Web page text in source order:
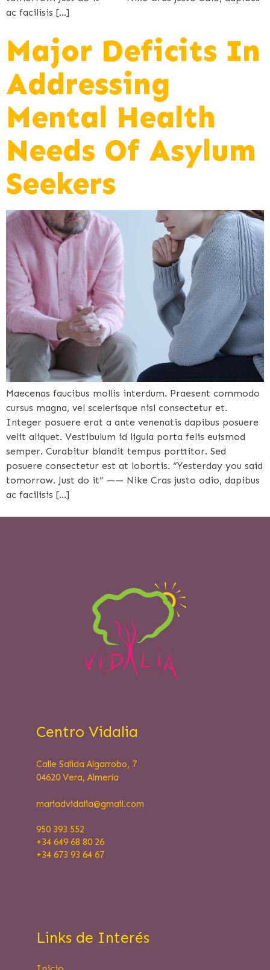
ac facilisis […]
Major Deficits In
Addressing
Mental Health
Needs Of Asylum
Seekers
Maecenas faucibus mollis interdum. Praesent commodo
cursus magna, vel scelerisque nisl consectetur et.
Integer posuere erat a ante venenatis dapibus posuere
velit aliquet. Vestibulum id ligula porta felis euismod
semper. Curabitur blandit tempus porttitor. Sed
posuere consectetur est at lobortis. “Yesterday you said
tomorrow. Just do it” —— Nike Cras justo odio, dapibus
ac facilisis […]
Centro Vidalia
Calle Salida Algarrobo, 7
04620 Vera, Almería
mariadvidalia@gmail.com
950 393 552
+34 649 68 80 26
+34 673 93 64 67
Links de Interés